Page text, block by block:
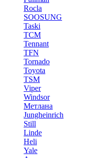
Rocla
SOOSUNG
Taski
TCM
Tennant
TFN
Tornado
Toyota
TSM
Viper
Windsor
Метлана
Jungheinrich
Still
Linde
Heli
Yale